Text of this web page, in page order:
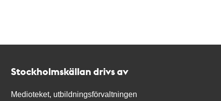
Stockholmskällan drivs av
Medioteket, utbildningsförvaltningen